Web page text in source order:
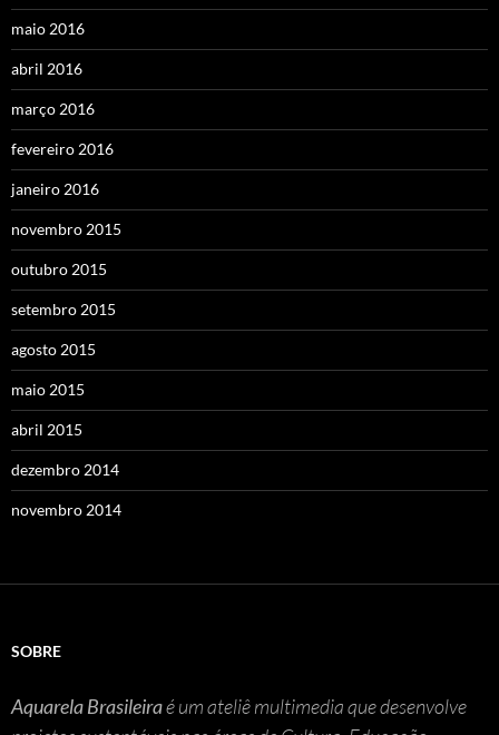
maio 2016
abril 2016
março 2016
fevereiro 2016
janeiro 2016
novembro 2015
outubro 2015
setembro 2015
agosto 2015
maio 2015
abril 2015
dezembro 2014
novembro 2014
SOBRE
Aquarela Brasileiraé um ateliê multimedia que desenvolve